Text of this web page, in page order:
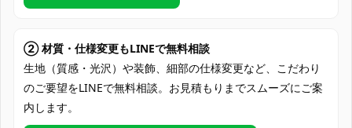
使用場所
コミケ・大型同人イベント、スタジオ撮影
会、ロケ撮影、ハロウィン仮装、ホラーテ
ーマイベント、学園合わせ・グループ撮
影、SNS用ポートレート、展示・コレクシ
② 材質・仕様変更もLINEで無料相談
生地（質感・光沢）や装飾、細部の仕様変更など、こだわり
のご要望をLINEで無料相談。お見積もりまでスムーズにご案
内します。